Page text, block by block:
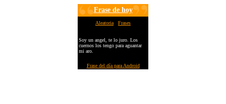
Frase de hoy
Aleatoria Frases
Soy un angel, te lo juro. Los
cuernos los tengo para aguantar
mi aro.
Frase del día para Android